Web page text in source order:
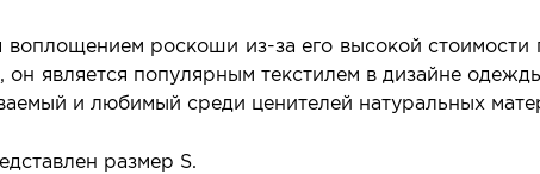
воплощением роскоши из-за его высокой стоимости
он является популярным текстилем в дизайне
и любимый среди ценителей натуральных
размер S.